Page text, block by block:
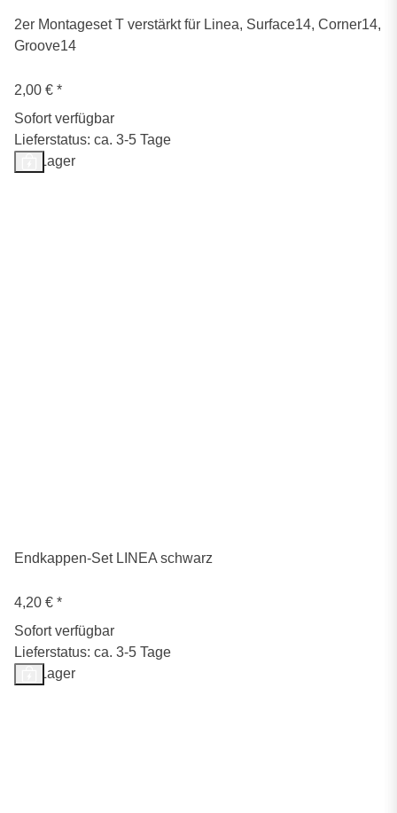
2er Montageset T verstärkt für Linea, Surface14, Corner14,
Groove14
2,00 € *
Sofort verfügbar
Lieferstatus: ca. 3-5 Tage
Auf Lager
Endkappen-Set LINEA schwarz
4,20 € *
Sofort verfügbar
Lieferstatus: ca. 3-5 Tage
Auf Lager